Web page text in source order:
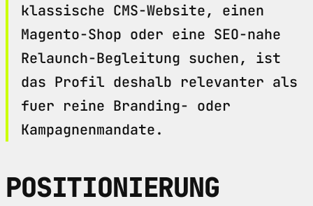
klassische CMS-Website, einen
Magento-Shop oder eine SEO-nahe
Relaunch-Begleitung suchen, ist
das Profil deshalb relevanter als
fuer reine Branding- oder
Kampagnenmandate.
POSITIONIERUNG